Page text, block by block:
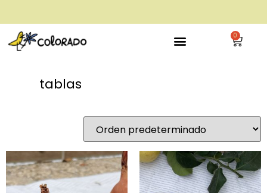
envío gratis a partir de 28€ 0
tablas